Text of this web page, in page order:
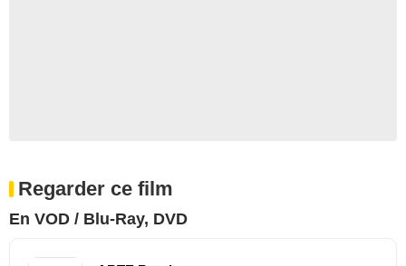
Regarder ce film
En VOD / Blu-Ray, DVD